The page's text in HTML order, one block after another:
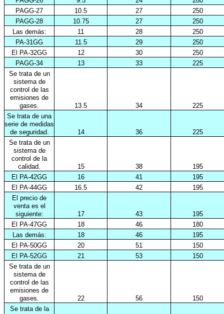
PAGG-27
10.5 27
250
PAGG-28
10.75 27
250
Las demás:
11 28
250
PA-31GG
11.5 29
250
El PA-32GG
12 30
250
PAGG-34
13 33
225
Se trata de un
sistema de
control de las
emisiones de
gases.
13.5 34
225
Se trata de una
serie de medidas
de seguridad.
14 36
225
Se trata de un
sistema de
control de la
calidad.
15 38
195
El PA-42GG
16 41
195
El PA-44GG
16.5 42
195
El precio de
venta es el
siguiente:
17 43
195
El PA-47GG
18 46
180
Las demás:
18 46
195
El PA-50GG
20 51
150
El PA-52GG
21 53
150
Se trata de un
sistema de
control de las
emisiones de
gases.
22 56
150
Se trata de la